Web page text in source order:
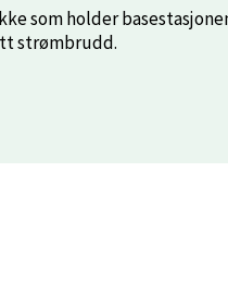
som holder
strømbrudd.